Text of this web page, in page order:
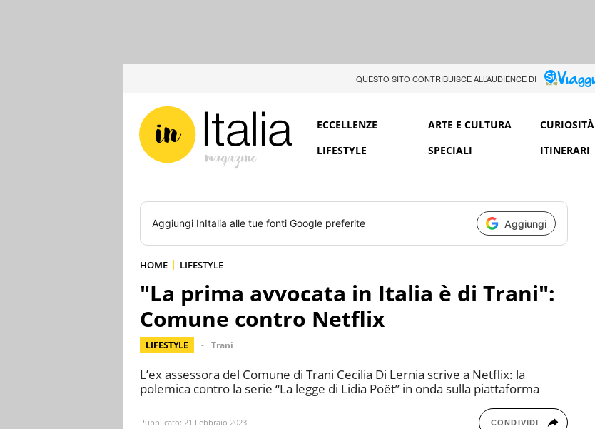
QUESTO SITO CONTRIBUISCE ALL’AUDIENCE DI
ECCELLENZE ARTE E CULTURA CURIOSITÀ
LIFESTYLE
SPECIALI ITINERARI
Aggiungi InItalia alle tue fonti Google preferite Aggiungi
HOME LIFESTYLE
"La prima avvocata in Italia è di Trani":
Comune contro Netflix
LIFESTYLE Trani
L’ex assessora del Comune di Trani Cecilia Di Lernia scrive a Netflix: la
polemica contro la serie “La legge di Lidia Poët” in onda sulla piattaforma
Pubblicato: 21 Febbraio 2023 CONDIVIDI